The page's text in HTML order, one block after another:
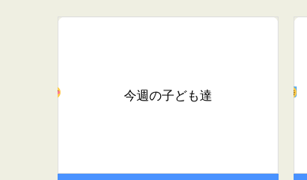
今週の子ども達